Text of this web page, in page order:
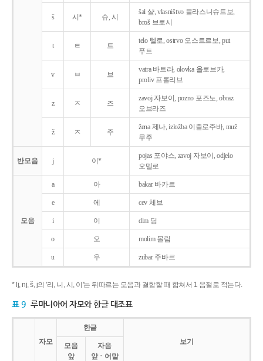
š 시* 슈, 시
šal 샬, vlasništvo 블라스니슈트보,
broš 브로시
t ㅌ 트
telo 텔로, ostrvo 오스트르보, put
푸트
v ㅂ 브
vatra 바트라, olovka 올로브카,
proliv 프롤리브
z ㅈ 즈
zavoj 자보이, pozno 포즈노, obraz
오브라즈
ž ㅈ 주
žena 제나, izložba 이즐로주바, muž
무주
반모음 j 이*
pojas 포야스, zavoj 자보이, odjelo
오델로
모음
a 아 bakar 바카르
e 에 cev 체브
i 이 dim 딤
o 오 molim 몰림
u 우 zubar 주바르
* lj, nj, š, j의 '리, 니, 시, 이'는 뒤따르는 모음과 결합할 때 합쳐서 1 음절로 적는다.
표 9 루마니아어 자모와 한글 대조표
자모
한글
보기
모음
앞
자음
앞ㆍ어말